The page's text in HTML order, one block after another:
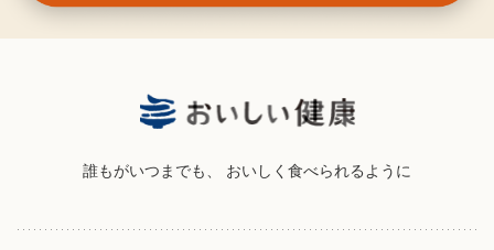
誰もがいつまでも、 おいしく食べられるように